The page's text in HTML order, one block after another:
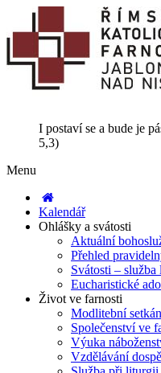
I postaví se a bude je
5,3)
Menu
Kalendář
Ohlášky a svátosti
Aktuální
Přehled
Svátosti – služba
Eucharistické
Život ve farnosti
Modlitební
Společenství ve
Výuka
Vzdělávání